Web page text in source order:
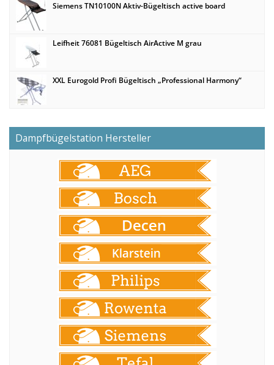
Siemens TN10100N Aktiv-Bügeltisch active board
Leifheit 76081 Bügeltisch AirActive M grau
XXL Eurogold Profi Bügeltisch „Professional Harmony“
Dampfbügelstation Hersteller